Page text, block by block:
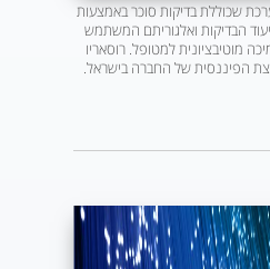
שכוללת בדיקות סוכר באמצעות
הבדיקות ואלגוריתם המשתמש
מוטיבציונית למטופל. רוסאריו
הפיננסית של החברה בישראל.